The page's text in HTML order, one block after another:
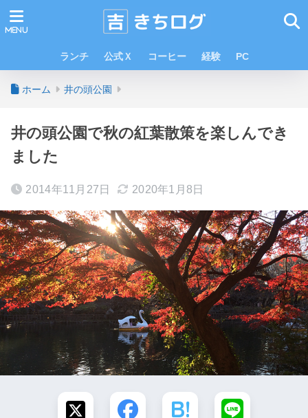
ランチ 公式Ｘ コーヒー 経験 PC
ホーム 井の頭公園
井の頭公園で秋の紅葉散策を楽しんでき
ました
2014年11月27日 2020年1月8日